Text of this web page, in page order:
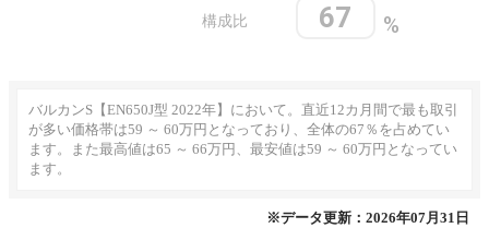
%
67
構成比
バルカンS【EN650J型 2022年】において。直近12カ月間で最も取引
が多い価格帯は59 ～ 60万円となっており、全体の67％を占めてい
ます。また最高値は65 ～ 66万円、最安値は59 ～ 60万円となってい
ます。
※データ更新：2026年07月31日